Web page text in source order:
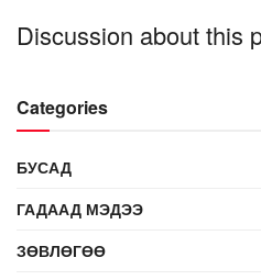
Discussion about this
Categories
БУСАД
ГАДААД МЭДЭЭ
ЗӨВЛӨГӨӨ